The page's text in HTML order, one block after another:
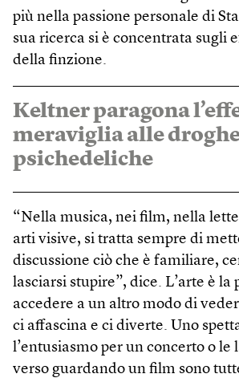
più nella passione personale di
sua ricerca si è concentrata sugli
della finzione.
Keltner paragona
meraviglia alle
psichedeliche
“Nella musica, nei film, nella
arti visive, si tratta sempre di
discussione ciò che è familiare,
lasciarsi stupire”, dice. L’arte è la
accedere a un altro modo di
ci affascina e ci diverte. Uno
l’entusiasmo per un concerto o le
verso guardando un film sono